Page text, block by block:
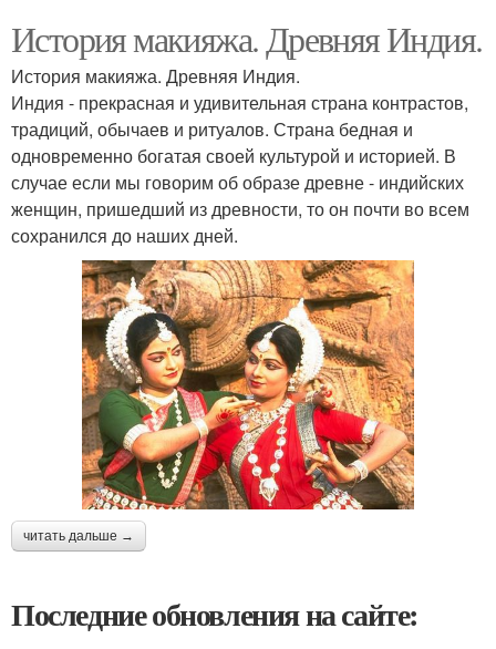
История макияжа. Древняя Индия.
История макияжа. Древняя Индия.
Индия - прекрасная и удивительная страна контрастов,
традиций, обычаев и ритуалов. Страна бедная и
одновременно богатая своей культурой и историей. В
случае если мы говорим об образе древне - индийских
женщин, пришедший из древности, то он почти во всем
сохранился до наших дней.
читать дальше →
Последние обновления на сайте: